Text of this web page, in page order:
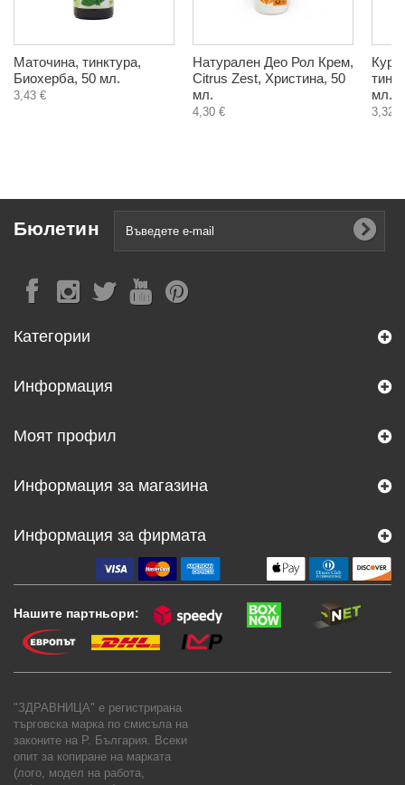
Маточина, тинктура,
Биохерба, 50 мл.
3,43 €
Натурален Део Рол Крем,
Citrus Zest, Христина, 50
мл.
4,30 €
мл.
3,32 €
Бюлетин
Категории
Информация
Моят профил
Информация за магазина
Информация за фирмата
Нашите партньори:
"ЗДРАВНИЦА" е регистрирана
търговска марка по смисъла на
законите на Р. България. Всеки
опит за копиране на марката
(лого, модел на работа,